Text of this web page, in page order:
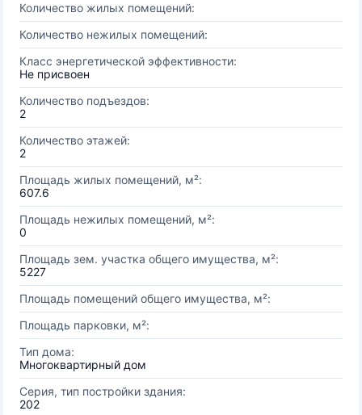
Количество жилых помещений:
Количество нежилых помещений:
Класс энергетической эффективности:
Не присвоен
Количество подъездов:
2
Количество этажей:
2
Площадь жилых помещений, м²:
607.6
Площадь нежилых помещений, м²:
0
Площадь зем. участка общего имущества, м²:
5227
Площадь помещений общего имущества, м²:
Площадь парковки, м²:
Тип дома:
Многоквартирный дом
Серия, тип постройки здания:
202